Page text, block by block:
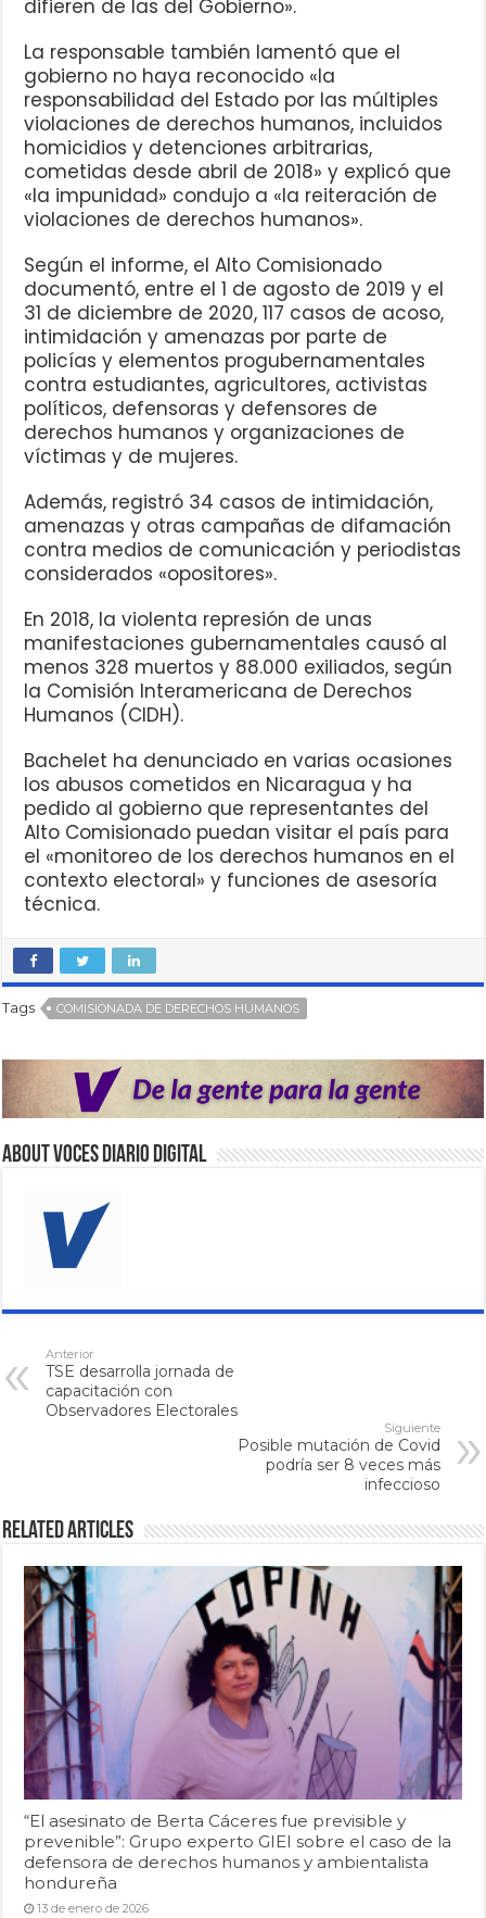
difieren de las del Gobierno».
La responsable también lamentó que el
gobierno no haya reconocido «la
responsabilidad del Estado por las múltiples
violaciones de derechos humanos, incluidos
homicidios y detenciones arbitrarias,
cometidas desde abril de 2018» y explicó que
«la impunidad» condujo a «la reiteración de
violaciones de derechos humanos».
Según el informe, el Alto Comisionado
documentó, entre el 1 de agosto de 2019 y el
31 de diciembre de 2020, 117 casos de acoso,
intimidación y amenazas por parte de
policías y elementos progubernamentales
contra estudiantes, agricultores, activistas
políticos, defensoras y defensores de
derechos humanos y organizaciones de
víctimas y de mujeres.
Además, registró 34 casos de intimidación,
amenazas y otras campañas de difamación
contra medios de comunicación y periodistas
considerados «opositores».
En 2018, la violenta represión de unas
manifestaciones gubernamentales causó al
menos 328 muertos y 88.000 exiliados, según
la Comisión Interamericana de Derechos
Humanos (CIDH).
Bachelet ha denunciado en varias ocasiones
los abusos cometidos en Nicaragua y ha
pedido al gobierno que representantes del
Alto Comisionado puedan visitar el país para
el «monitoreo de los derechos humanos en el
contexto electoral» y funciones de asesoría
técnica.
Tags COMISIONADA DE DERECHOS HUMANOS
About VOCES Diario digital
Anterior
TSE desarrolla jornada de
capacitación con
Observadores Electorales
Siguiente
Posible mutación de Covid
podría ser 8 veces más
infeccioso
Related Articles
“El asesinato de Berta Cáceres fue previsible y
prevenible”: Grupo experto GIEI sobre el caso de la
defensora de derechos humanos y ambientalista
hondureña
13 de enero de 2026